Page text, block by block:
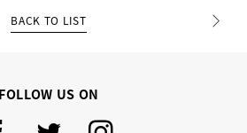
BACK TO LIST
FOLLOW US ON